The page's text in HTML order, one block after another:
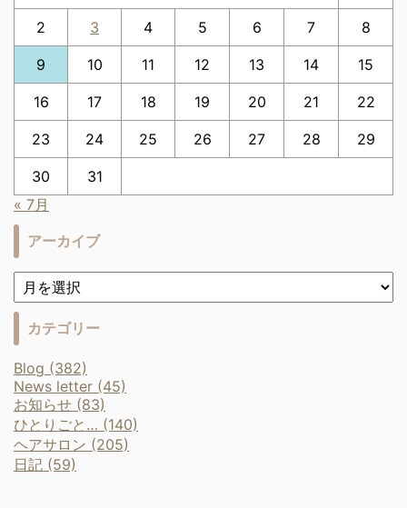
2 3 4 5 6 7 8
9 10 11 12 13 14 15
16 17 18 19 20 21 22
23 24 25 26 27 28 29
30
31
« 7月
アーカイブ
カテゴリー
Blog (382)
News letter (45)
お知らせ (83)
ひとりごと… (140)
ヘアサロン (205)
日記 (59)